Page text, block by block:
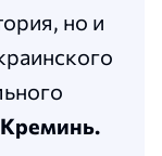
но и